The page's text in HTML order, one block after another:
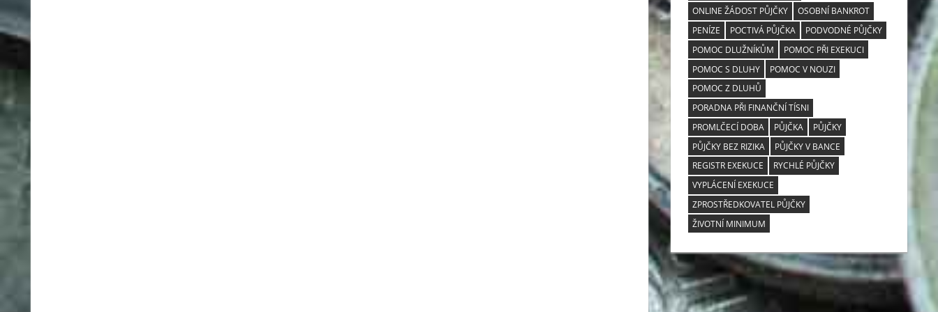
ONLINE ŽÁDOST PŮJČKY
OSOBNÍ BANKROT
PENÍZE
POCTIVÁ PŮJČKA
PODVODNÉ PŮJČKY
POMOC DLUŽNÍKŮM
POMOC PŘI EXEKUCI
POMOC S DLUHY
POMOC V NOUZI
POMOC Z DLUHŮ
PORADNA PŘI FINANČNÍ TÍSNI
PROMLČECÍ DOBA
PŮJČKA
PŮJČKY
PŮJČKY BEZ RIZIKA
PŮJČKY V BANCE
REGISTR EXEKUCE
RYCHLÉ PŮJČKY
VYPLÁCENÍ EXEKUCE
ZPROSTŘEDKOVATEL PŮJČKY
ŽIVOTNÍ MINIMUM